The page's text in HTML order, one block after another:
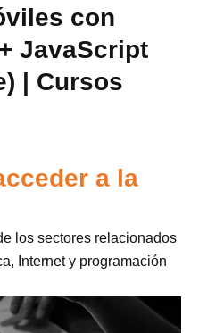
con
JavaScript
| Cursos
a la
los sectores relacionados
Internet y programación